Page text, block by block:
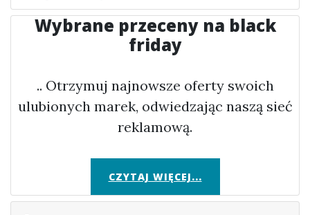
Wybrane przeceny na black
friday
.. Otrzymuj najnowsze oferty swoich
ulubionych marek, odwiedzając naszą sieć
reklamową.
CZYTAJ WIĘCEJ...